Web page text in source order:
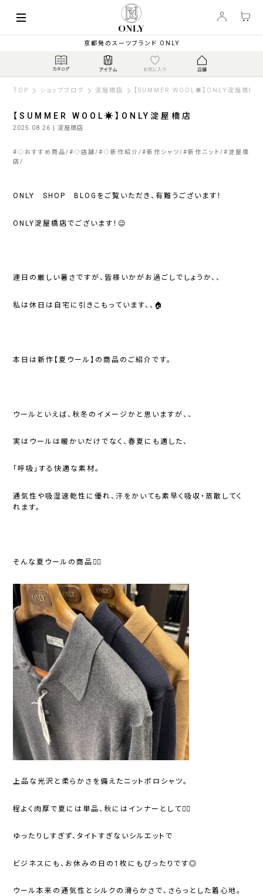
京都発のスーツブランド ONLY
TOP ショップブログ 淀屋橋店 【SUMMER WOOL☀️】ONLY淀屋橋店
【SUMMER WOOL☀️】ONLY淀屋橋店
2025.08.26 | 淀屋橋店
#◇おすすめ商品 #◇店舗 #◇新作紹介 #新作シャツ #新作ニット #淀屋橋
店
ONLY SHOP BLOGをご覧いただき、有難うございます！
ONLY淀屋橋店でございます！😉
連日の厳しい暑さですが、皆様いかがお過ごしでしょうか、、
私は休日は自宅に引きこもっています、、🏠
本日は新作【夏ウール】の商品のご紹介です。
ウールといえば、秋冬のイメージかと思いますが、、
実はウールは暖かいだけでなく、春夏にも適した、
「呼吸」する快適な素材。
通気性や吸湿速乾性に優れ、汗をかいても素早く吸収・蒸散してく
れます。
そんな夏ウールの商品💁‍♀️
上品な光沢と柔らかさを備えたニットポロシャツ。
程よく肉厚で夏には単品、秋にはインナーとして🙆‍♀️
ゆったりしすぎず、タイトすぎないシルエットで
ビジネスにも、お休みの日の1枚にもぴったりです◎
ウール本来の通気性とシルクの滑らかさで、さらっとした着心地。